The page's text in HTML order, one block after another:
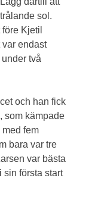
sol.
Kjetil
endast
två
och han fick
som kämpade
med fem
bara var tre
var bästa
sin första start